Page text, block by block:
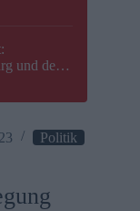
und der
Politik